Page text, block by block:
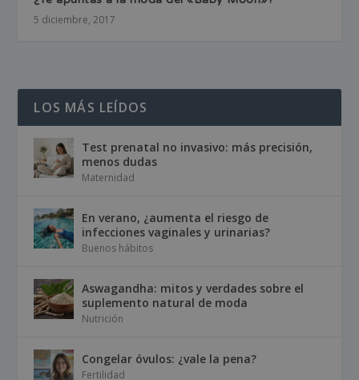
5 diciembre, 2017
LOS MÁS LEÍDOS
Test prenatal no invasivo: más precisión,
menos dudas
Maternidad
En verano, ¿aumenta el riesgo de
infecciones vaginales y urinarias?
Buenos hábitos
Aswagandha: mitos y verdades sobre el
suplemento natural de moda
Nutrición
Congelar óvulos: ¿vale la pena?
Fertilidad